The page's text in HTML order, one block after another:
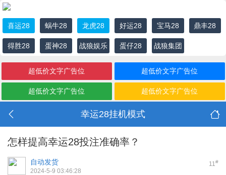
喜运28 蜗牛28 龙虎28 好运28 宝马28 鼎丰28
得胜28 蛋神28
战狼娱乐
城
蛋仔28 战狼集团
超低价文字广告位 超低价文字广告位
超低价文字广告位 超低价文字广告位
幸运28挂机模式
怎样提高幸运28投注准确率？
11 #
自动发货
2024-5-9 03:46:28